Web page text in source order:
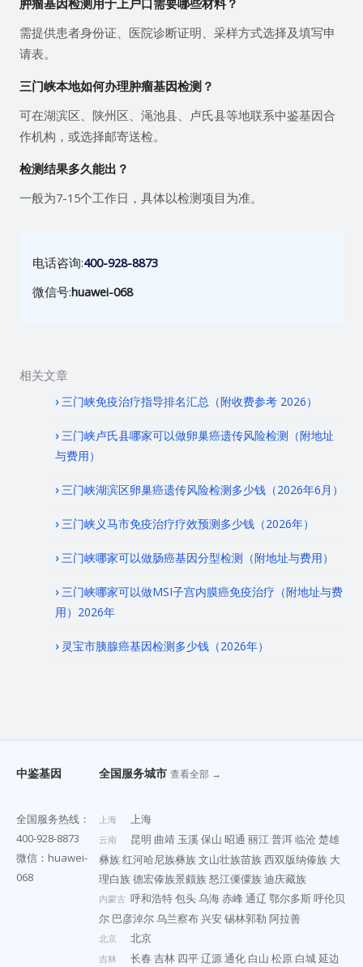
肿瘤基因检测用于上户口需要哪些材料？
需提供患者身份证、医院诊断证明、采样方式选择及填写申
请表。
三门峡本地如何办理肿瘤基因检测？
可在湖滨区、陕州区、渑池县、卢氏县等地联系中鉴基因合
作机构，或选择邮寄送检。
检测结果多久能出？
一般为7-15个工作日，具体以检测项目为准。
电话咨询:400-928-8873
微信号:huawei-068
相关文章
三门峡免疫治疗指导排名汇总（附收费参考 2026）
三门峡卢氏县哪家可以做卵巢癌遗传风险检测（附地址
与费用）
三门峡湖滨区卵巢癌遗传风险检测多少钱（2026年6月）
三门峡义马市免疫治疗疗效预测多少钱（2026年）
三门峡哪家可以做肠癌基因分型检测（附地址与费用）
三门峡哪家可以做MSI子宫内膜癌免疫治疗（附地址与费
用）2026年
灵宝市胰腺癌基因检测多少钱（2026年）
中鉴基因
全国服务热线：
400-928-8873
微信：huawei-
068
全国服务城市 查看全部 →
上海 上海
云南 昆明 曲靖 玉溪保山 昭通 丽江普洱临沧楚雄
彝族红河哈尼族彝族文山壮族苗族西双版纳傣族 大
理白族德宏傣族景颇族怒江傈僳族迪庆藏族
内蒙古 呼和浩特包头乌海赤峰通辽 鄂尔多斯呼伦贝
尔 巴彦淖尔乌兰察布 兴安锡林郭勒 阿拉善
北京 北京
吉林 长春 吉林 四平辽源通化 白山 松原 白城延边